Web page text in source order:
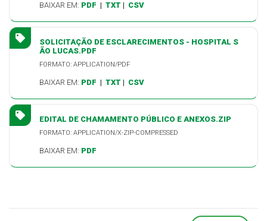
BAIXAR EM: PDF | TXT | CSV
SOLICITAÇÃO DE ESCLARECIMENTOS - HOSPITAL S
ÃO LUCAS.PDF
FORMATO: APPLICATION/PDF
BAIXAR EM: PDF | TXT | CSV
EDITAL DE CHAMAMENTO PÚBLICO E ANEXOS.ZIP
FORMATO: APPLICATION/X-ZIP-COMPRESSED
BAIXAR EM: PDF